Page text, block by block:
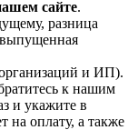
сайте.
разница
выпущенная
и ИП).
к нашим
и укажите в
на оплату, а также